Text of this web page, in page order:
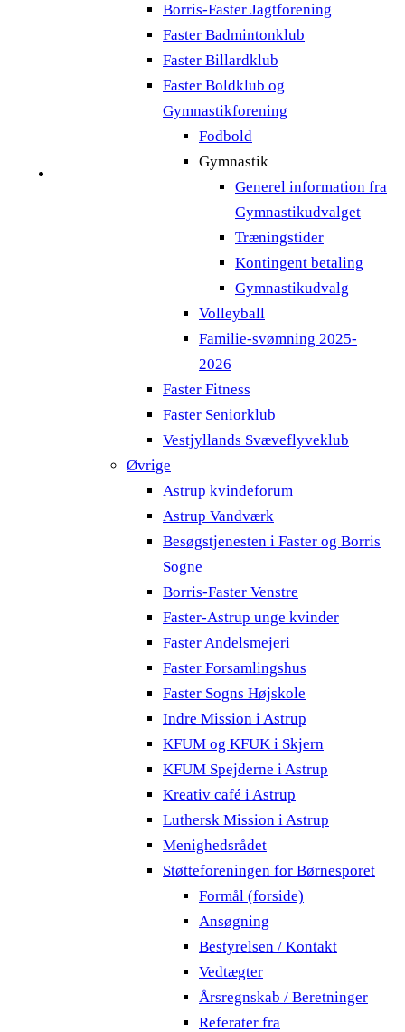
Borris-Faster Jagtforening
Faster Badmintonklub
Faster Billardklub
Faster Boldklub og
Gymnastikforening
Fodbold
Gymnastik
Generel information fra
Gymnastikudvalget
Træningstider
Kontingent betaling
Gymnastikudvalg
Volleyball
Familie-svømning 2025-
2026
Faster Fitness
Faster Seniorklub
Vestjyllands Svæveflyveklub
Øvrige
Astrup kvindeforum
Astrup Vandværk
Besøgstjenesten i Faster og Borris
Sogne
Borris-Faster Venstre
Faster-Astrup unge kvinder
Faster Andelsmejeri
Faster Forsamlingshus
Faster Sogns Højskole
Indre Mission i Astrup
KFUM og KFUK i Skjern
KFUM Spejderne i Astrup
Kreativ café i Astrup
Luthersk Mission i Astrup
Menighedsrådet
Støtteforeningen for Børnesporet
Formål (forside)
Ansøgning
Bestyrelsen / Kontakt
Vedtægter
Årsregnskab / Beretninger
Referater fra